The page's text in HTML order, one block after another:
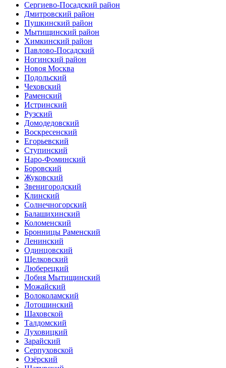
Сергиево-Посадский район
Дмитровский район
Пушкинский район
Мытищинский район
Химкинский район
Павлово-Посадский
Ногинский район
Новоя Москва
Подольский
Чеховский
Раменский
Истринский
Рузский
Домодедовский
Воскресенский
Егорьевский
Ступинский
Наро-Фоминский
Боровский
Жуковский
Звенигородский
Клинский
Солнечногорский
Балашихинский
Коломенский
Бронницы Раменский
Ленинский
Одинцовский
Щелковский
Люберецкий
Лобня Мытищинский
Можайский
Волоколамский
Лотошинский
Шаховской
Талдомский
Луховицкий
Зарайский
Серпуховской
Озёрский